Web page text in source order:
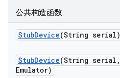
公共构造函数
StubDevice(String serial)
StubDevice(String serial ,
Emulator)